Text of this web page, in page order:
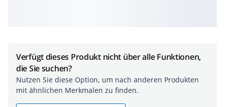
Verfügt dieses Produkt nicht über alle Funktionen,
die Sie suchen?
Nutzen Sie diese Option, um nach anderen Produkten
mit ähnlichen Merkmalen zu finden.